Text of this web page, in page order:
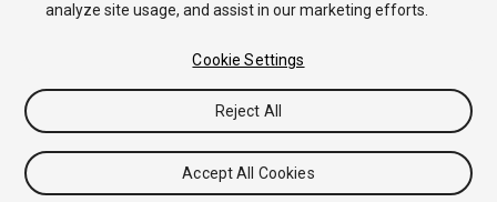
Tutoriales
Respuestas de la Comunidad
Base de
Conocimientos
Foros Asset Store (Tienda de Assets/Paquetes)
analyze site usage, and assist in our marketing efforts.
Cookie Settings
Reject All
Accept All Cookies